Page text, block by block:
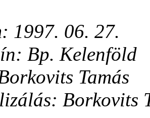
1997. 06. 27.
Bp. Kelenföld
Tamás
Borkovits